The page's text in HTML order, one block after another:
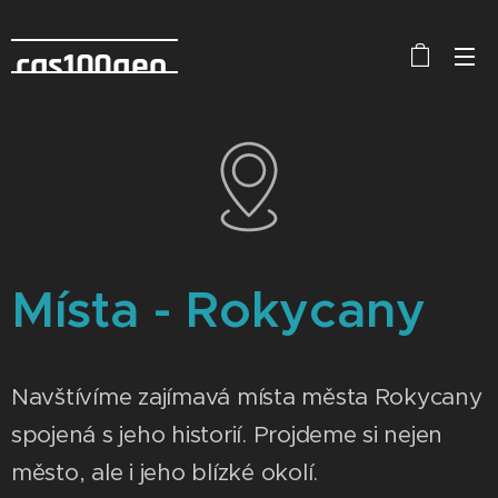
cas100geo
Místa - Rokycany
Navštívíme zajímavá místa města Rokycany
spojená s jeho historií. Projdeme si nejen
město, ale i jeho blízké okolí.